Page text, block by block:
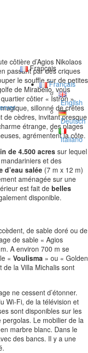
Français
Français
English
Deutsch
Italiano
côtière d’Agios Nikolaos
passant par des criques
le souffle sur de petites
de Mirabello, vous
côtier « Istron ».
sillonné de crêtes
de cèdres, invitant presque
étrange, des plages
agrémentent la côte.
de 4.500 acres sur lequel
et des
d’eau salée (7 m x 12 m)
aménagée sur une
est fait de belles
disponible.
de sable doré ou de
de sable « Agios
A environ 700 m se
« Voulisma » ou « Golden
de la Villa Michalis sont
ne cessent d’étonner.
Wi-Fi, de la télévision et
sont disponibles sur les
Le mobilier de la
marbre blanc. Dans le
des bancs. Il y a une